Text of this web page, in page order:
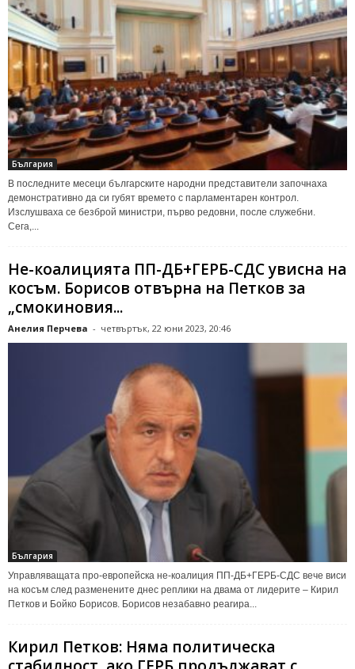
България
В последните месеци българските народни представители започнаха
демонстративно да си губят времето с парламентарен контрол.
Изслушваха се безброй министри, първо редовни, после служебни.
Сега,...
Не-коалицията ПП-ДБ+ГЕРБ-СДС увисна на
косъм. Борисов отвърна на Петков за
„смокиновия...
Анелия Перчева - четвъртък, 22 юни 2023, 20:46
България
Управляващата про-европейска не-коалиция ПП-ДБ+ГЕРБ-СДС вече виси
на косъм след разменените днес реплики на двама от лидерите – Кирил
Петков и Бойко Борисов. Борисов незабавно реагира...
Кирил Петков: Няма политическа